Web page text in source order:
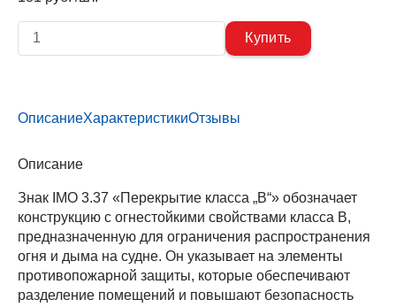
ОписаниеХарактеристикиОтзывы
Описание
Знак IMO 3.37 «Перекрытие класса „В“» обозначает
конструкцию с огнестойкими свойствами класса B,
предназначенную для ограничения распространения
огня и дыма на судне. Он указывает на элементы
противопожарной защиты, которые обеспечивают
разделение помещений и повышают безопасность